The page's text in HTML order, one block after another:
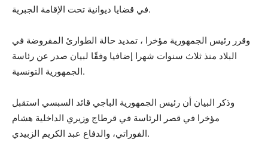
في قضايا ديوانية تحت الإقامة الجبرية.
وقرر رئيس الجمهورية مؤخرا ، تمديد حالة الطوارئ المفروضة في
البلاد منذ ثلاث سنوات شهرا إضافيا وفقًا لبيان صدر عن رئاسة
الجمهورية التونسية.
وذكر البيان أن رئيس الجمهورية الباجي قائد السبسي استقبل
مؤخرا في قصر الرئاسة في قرطاج وزيري الداخلية هشام
الفوراتي، والدفاع عبد الكريم الزبيدي.